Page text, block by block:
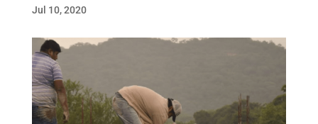
Jul 10, 2020